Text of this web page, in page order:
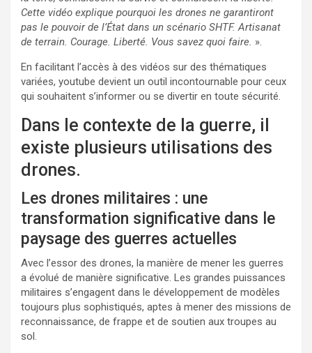
Cette vidéo explique pourquoi les drones ne garantiront
pas le pouvoir de l’État dans un scénario SHTF. Artisanat
de terrain. Courage. Liberté. Vous savez quoi faire. ».
En facilitant l’accès à des vidéos sur des thématiques
variées, youtube devient un outil incontournable pour ceux
qui souhaitent s’informer ou se divertir en toute sécurité.
Dans le contexte de la guerre, il
existe plusieurs utilisations des
drones.
Les drones militaires : une
transformation significative dans le
paysage des guerres actuelles
Avec l’essor des drones, la manière de mener les guerres
a évolué de manière significative. Les grandes puissances
militaires s’engagent dans le développement de modèles
toujours plus sophistiqués, aptes à mener des missions de
reconnaissance, de frappe et de soutien aux troupes au
sol.